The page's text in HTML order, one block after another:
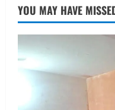
2
तीलू
चयन :
मिस
YOU MAY HAVE